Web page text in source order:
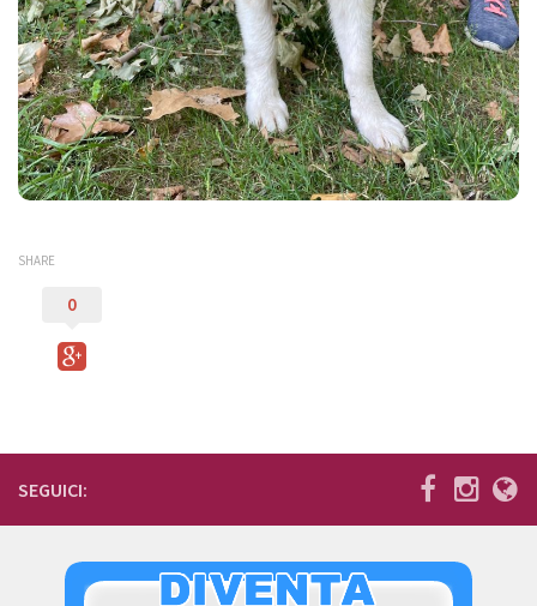
Galleria
Foto
Video
Link
Contatti
SHARE
0
SEGUICI: